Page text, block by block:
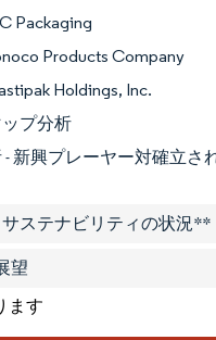
Packaging
Products Company
Holdings, Inc.
プ分析
- 新興プレーヤー対確立さ
ステナビリティの状況**
望
ます